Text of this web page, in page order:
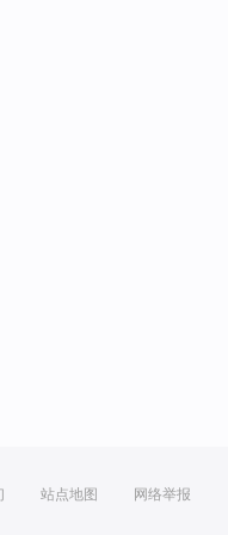
站点地图 网络举报